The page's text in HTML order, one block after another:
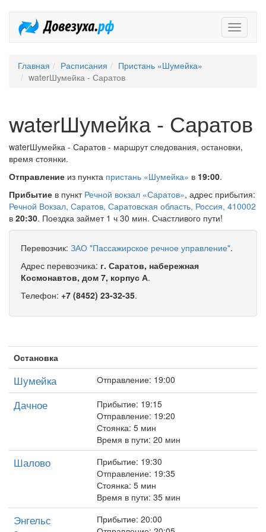
Главная Расписания
Пристань «Шумейка»
waterШумейка - Саратов
waterШумейка - Саратов
waterШумейка - Саратов - маршрут следования, остановки,
время стоянки.
Отправление из пункта пристань «Шумейка» в 19:00.
Прибытие в пункт Речной вокзал «Саратов», адрес прибытия:
Речной Вокзал, Саратов, Саратовская область, Россия, 410002
в 20:30. Поездка займет 1 ч 30 мин. Счастливого пути!
Перевозчик: ЗАО "Пассажирское речное управление".
Адрес перевозчика: г. Саратов, набережная
Космонавтов, дом 7, корпус А.
Телефон: +7 (8452) 23-32-35.
Остановка
Шумейка Отправление: 19:00
Дачное
Прибытие: 19:15
Отправление: 19:20
Стоянка: 5 мин
Время в пути: 20 мин
Шалово
Прибытие: 19:30
Отправление: 19:35
Стоянка: 5 мин
Время в пути: 35 мин
Энгельс
Прибытие: 20:00